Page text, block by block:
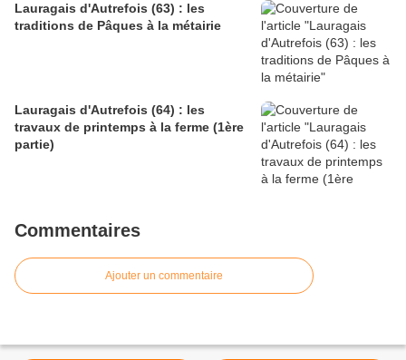
Lauragais d'Autrefois (63) : les
traditions de Pâques à la métairie
Lauragais d'Autrefois (64) : les
travaux de printemps à la ferme (1ère
partie)
Commentaires
Ajouter un commentaire